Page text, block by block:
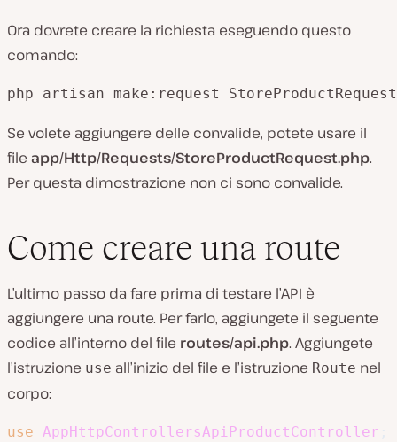
Ora dovrete creare la richiesta eseguendo questo
comando:
php artisan make:request StoreProductRequest
Se volete aggiungere delle convalide, potete usare il
file app/Http/Requests/StoreProductRequest.php.
Per questa dimostrazione non ci sono convalide.
Come creare una route
L’ultimo passo da fare prima di testare l’API è
aggiungere una route. Per farlo, aggiungete il seguente
codice all’interno del file routes/api.php. Aggiungete
l’istruzione use all’inizio del file e l’istruzione Route nel
corpo:
use AppHttpControllersApiProductController